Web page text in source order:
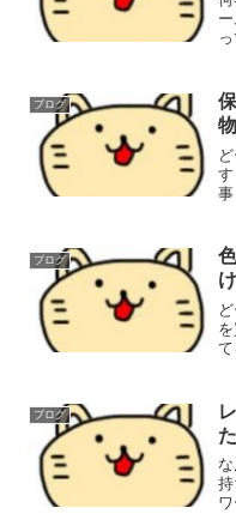
ブログ
事
ブログ
て
ブログ